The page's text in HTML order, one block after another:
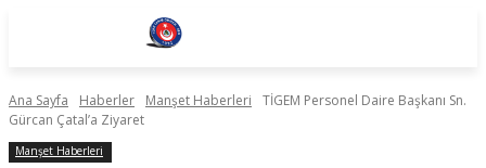
Ana Sayfa Haberler Manşet Haberleri
TİGEM Personel Daire Başkanı Sn.
Gürcan Çatal’a Ziyaret
Manşet Haberleri